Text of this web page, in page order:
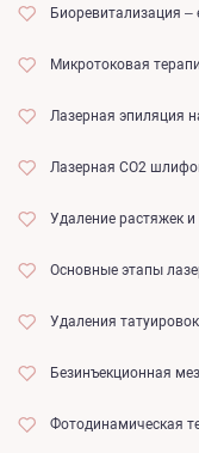
Биоревитализация
Микротоковая
Лазерная эпиляция
Лазерная СО2
Удаление растяжек
Основные этапы
Удаления
Безинъекционная
Фотодинамическая